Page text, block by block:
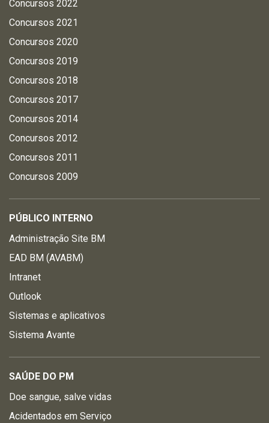
Concursos 2022
Concursos 2021
Concursos 2020
Concursos 2019
Concursos 2018
Concursos 2017
Concursos 2014
Concursos 2012
Concursos 2011
Concursos 2009
PÚBLICO INTERNO
Administração Site BM
EAD BM (AVABM)
Intranet
Outlook
Sistemas e aplicativos
Sistema Avante
SAÚDE DO PM
Doe sangue, salve vidas
Acidentados em Serviço